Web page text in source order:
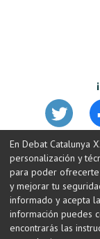
En Debat Catalunya
personalización y
para poder ofrecerte
y mejorar tu
informado y acepta
información puedes
encontrarás las